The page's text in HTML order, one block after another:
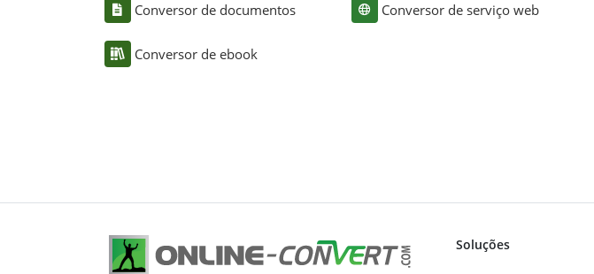
Conversor de documentos
Conversor de ebook
Conversor de serviço web
Soluções